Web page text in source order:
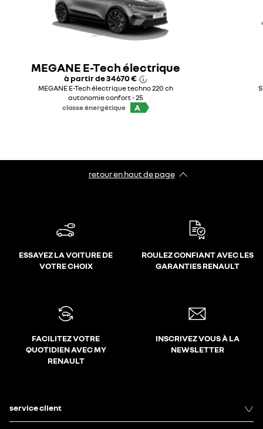
MEGANE E-Tech électrique
à partir de34 670 €
MEGANE E-Tech électrique techno 220 ch
autonomie confort - 25
classe énergétique
A
retour en haut de page​
ESSAYEZ LA VOITURE DE
VOTRE CHOIX
ROULEZ CONFIANT AVEC LES
GARANTIES RENAULT
FACILITEZ VOTRE
QUOTIDIEN AVEC MY
RENAULT
INSCRIVEZ VOUS À LA
NEWSLETTER
service client